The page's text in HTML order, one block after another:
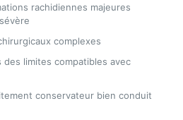
rachidiennes majeures
complexes
des limites compatibles avec
conservateur bien conduit